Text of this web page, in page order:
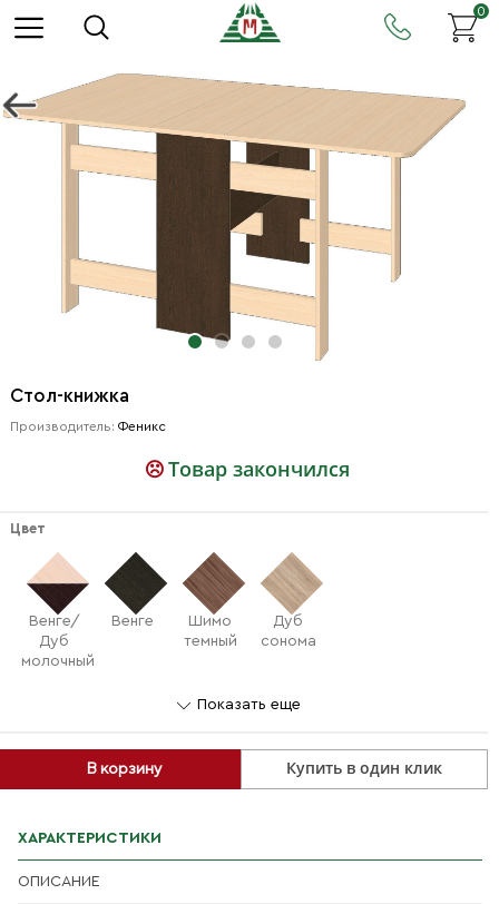
0
Стол-книжка
Производитель: Феникс
Товар закончился
В корзину Купить в один клик
Цвет
Венге/
Дуб
молочный
Венге
Шимо
темный
Дуб
сонома
Показать еще
ХАРАКТЕРИСТИКИ
ОПИСАНИЕ